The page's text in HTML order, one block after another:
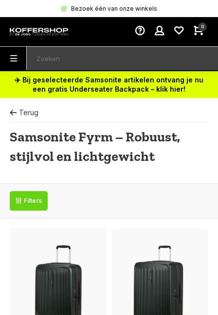
Bezoek één van onze winkels
0
✈️ Bij geselecteerde Samsonite artikelen ontvang je nu
een gratis Underseater Backpack – klik hier!
Terug
Samsonite Fyrm – Robuust,
stijlvol en lichtgewicht
Filters